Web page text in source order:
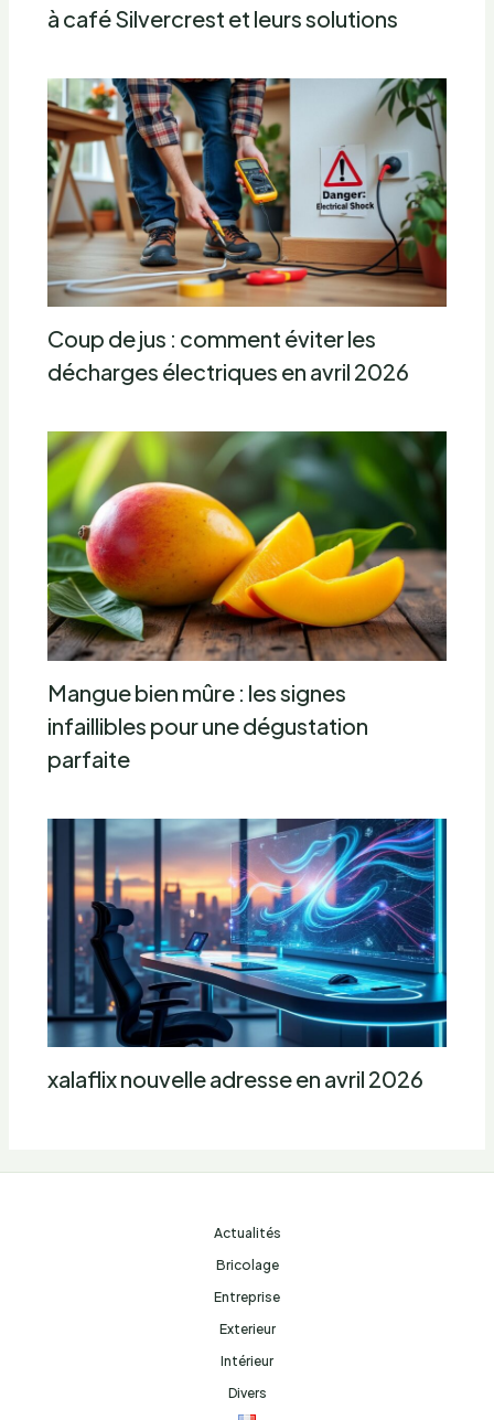
à café Silvercrest et leurs solutions
Coup de jus : comment éviter les
décharges électriques en avril 2026
Mangue bien mûre : les signes
infaillibles pour une dégustation
parfaite
xalaflix nouvelle adresse en avril 2026
Actualités
Bricolage
Entreprise
Exterieur
Intérieur
Divers